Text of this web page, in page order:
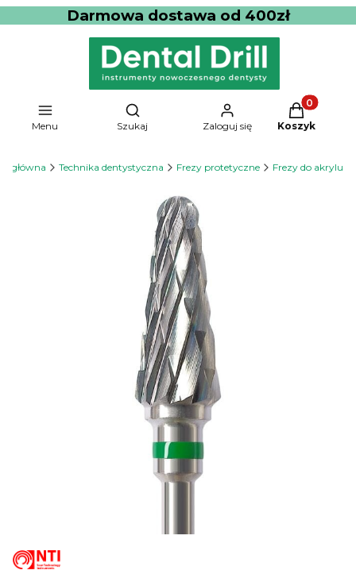
Darmowa dostawa od 400zł
Menu
Otwórz wyszukiwarkę
Szukaj Zaloguj się
Produkty w
Koszyk
główna Technika dentystyczna Frezy protetyczne Frezy do akrylu